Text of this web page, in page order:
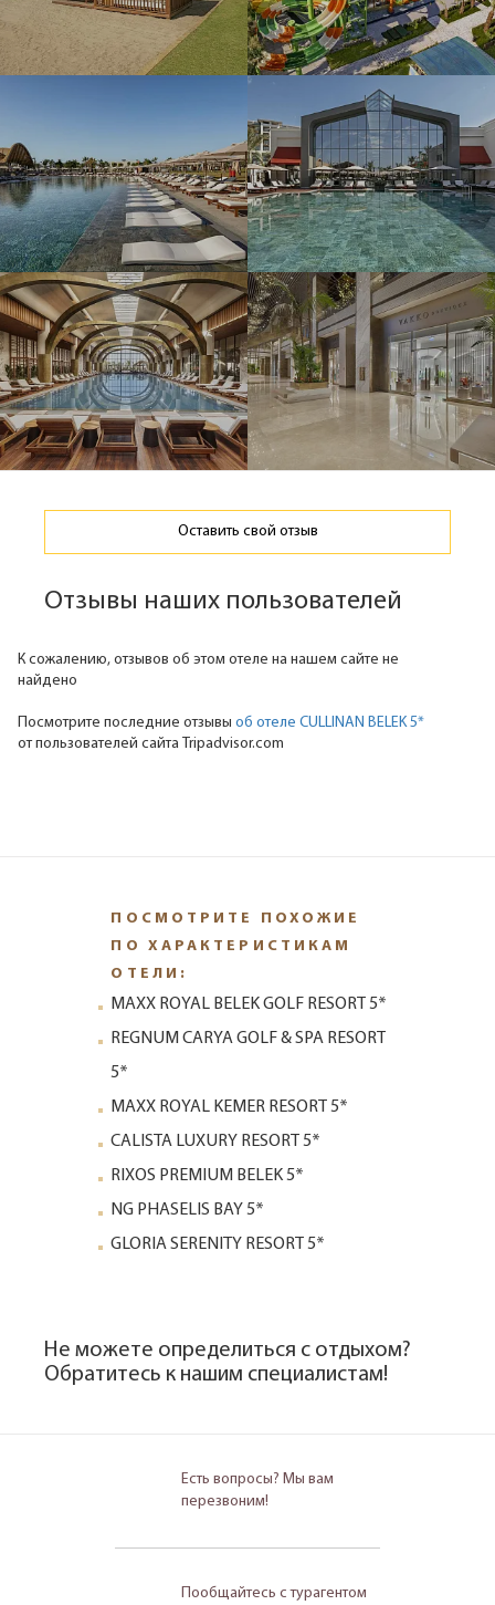
Оставить свой отзыв
Отзывы наших пользователей
К сожалению, отзывов об этом отеле на нашем сайте не
найдено
Посмотрите последние отзывы об отеле CULLINAN BELEK 5*
от пользователей сайта Tripadvisor.com
ПОСМОТРИТЕ ПОХОЖИЕ
ПО ХАРАКТЕРИСТИКАМ
ОТЕЛИ:
MAXX ROYAL BELEK GOLF RESORT 5*
REGNUM CARYA GOLF & SPA RESORT
5*
MAXX ROYAL KEMER RESORT 5*
CALISTA LUXURY RESORT 5*
RIXOS PREMIUM BELEK 5*
NG PHASELIS BAY 5*
GLORIA SERENITY RESORT 5*
Не можете определиться с отдыхом?
Обратитесь к нашим специалистам!
Есть вопросы? Мы вам
перезвоним!
Пообщайтесь с турагентом